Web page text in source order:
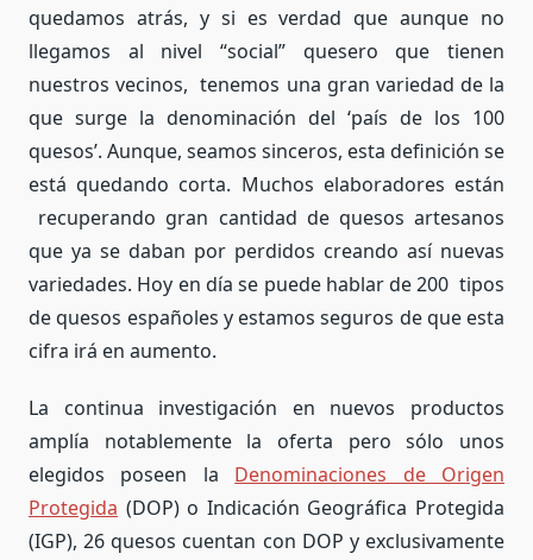
quedamos atrás, y si es verdad que aunque no
llegamos al nivel “social” quesero que tienen
nuestros vecinos, tenemos una gran variedad de la
que surge la denominación del ‘país de los 100
quesos’. Aunque, seamos sinceros, esta definición se
está quedando corta. Muchos elaboradores están
recuperando gran cantidad de quesos artesanos
que ya se daban por perdidos creando así nuevas
variedades. Hoy en día se puede hablar de 200 tipos
de quesos españoles y estamos seguros de que esta
cifra irá en aumento.
La continua investigación en nuevos productos
amplía notablemente la oferta pero sólo unos
elegidos poseen la Denominaciones de Origen
Protegida (DOP) o Indicación Geográfica Protegida
(IGP), 26 quesos cuentan con DOP y exclusivamente